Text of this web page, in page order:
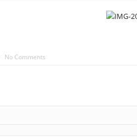
UANG
No Comments